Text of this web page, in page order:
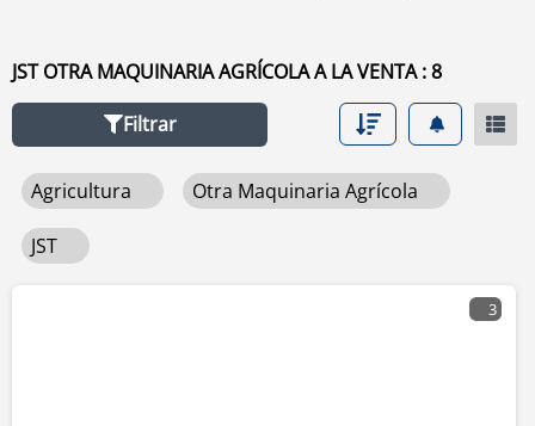
horas de uso, país. Para buscar cualquier equipo usado
de venta haga clic en este enlace
agrícola
JST OTRA MAQUINARIA AGRÍCOLA A LA VENTA : 8
Filtrar
Agricultura Otra Maquinaria Agrícola
JST
3